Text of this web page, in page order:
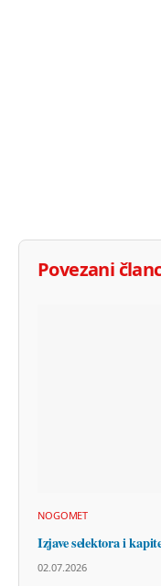
Povezani
NOGOMET
Izjave selektora i
02.07.2026